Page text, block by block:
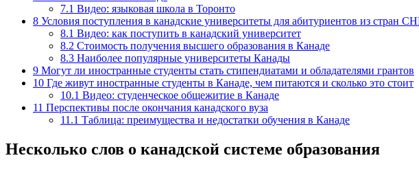
7.1 Видео: языковая школа в Торонто
8 Условия поступления в канадские университеты для абитуриентов из стран
8.1 Видео: как поступить в канадский университет
8.2 Стоимость получения высшего образования в Канаде
8.3 Наиболее популярные университеты Канады
9 Могут ли иностранные студенты стать стипендиатами и обладателями грантов
10 Где живут иностранные студенты в Канаде, чем питаются и сколько это стоит
10.1 Видео: студенческое общежитие в Канаде
11 Перспективы после окончания канадского вуза
11.1 Таблица: преимущества и недостатки обучения в Канаде
Несколько слов о канадской системе образования